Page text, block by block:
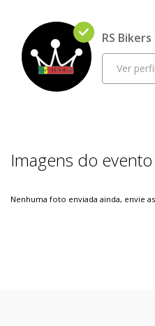
RS
Ver perfil
Imagens do evento
Nenhuma foto enviada ainda, envie as